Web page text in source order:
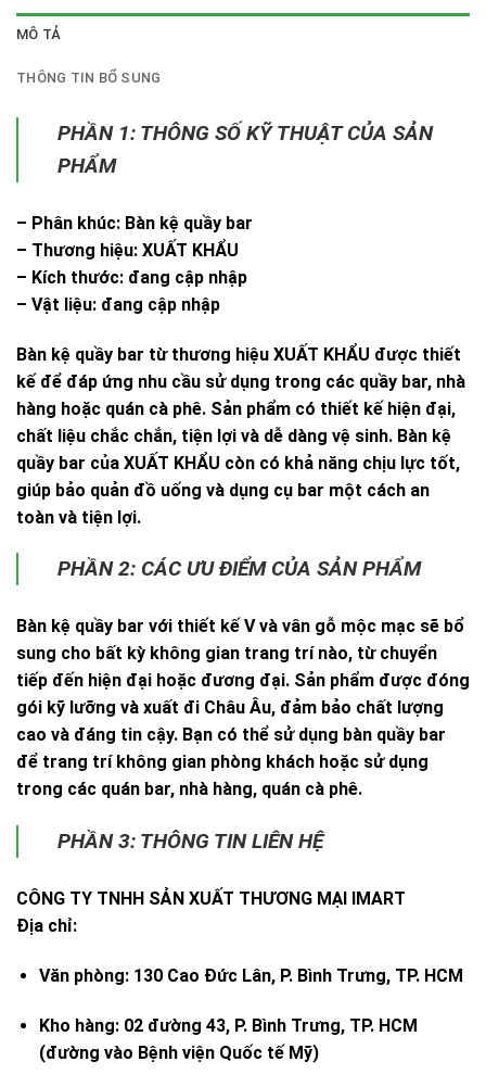
MÔ TẢ
THÔNG TIN BỔ SUNG
PHẦN 1: THÔNG SỐ KỸ THUẬT CỦA SẢN
PHẨM
– Phân khúc: Bàn kệ quầy bar
– Thương hiệu: XUẤT KHẨU
– Kích thước: đang cập nhập
– Vật liệu: đang cập nhập
Bàn kệ quầy bar từ thương hiệu XUẤT KHẨU được thiết
kế để đáp ứng nhu cầu sử dụng trong các quầy bar, nhà
hàng hoặc quán cà phê. Sản phẩm có thiết kế hiện đại,
chất liệu chắc chắn, tiện lợi và dễ dàng vệ sinh. Bàn kệ
quầy bar của XUẤT KHẨU còn có khả năng chịu lực tốt,
giúp bảo quản đồ uống và dụng cụ bar một cách an
toàn và tiện lợi.
PHẦN 2: CÁC ƯU ĐIỂM CỦA SẢN PHẨM
Bàn kệ quầy bar với thiết kế V và vân gỗ mộc mạc sẽ bổ
sung cho bất kỳ không gian trang trí nào, từ chuyển
tiếp đến hiện đại hoặc đương đại. Sản phẩm được đóng
gói kỹ lưỡng và xuất đi Châu Âu, đảm bảo chất lượng
cao và đáng tin cậy. Bạn có thể sử dụng bàn quầy bar
để trang trí không gian phòng khách hoặc sử dụng
trong các quán bar, nhà hàng, quán cà phê.
PHẦN 3: THÔNG TIN LIÊN HỆ
CÔNG TY TNHH SẢN XUẤT THƯƠNG MẠI IMART
Địa chỉ:
Văn phòng:130 Cao Đức Lân, P. Bình Trưng, TP. HCM
Kho hàng:02 đường 43, P. Bình Trưng, TP. HCM
(đường vào Bệnh viện Quốc tế Mỹ)